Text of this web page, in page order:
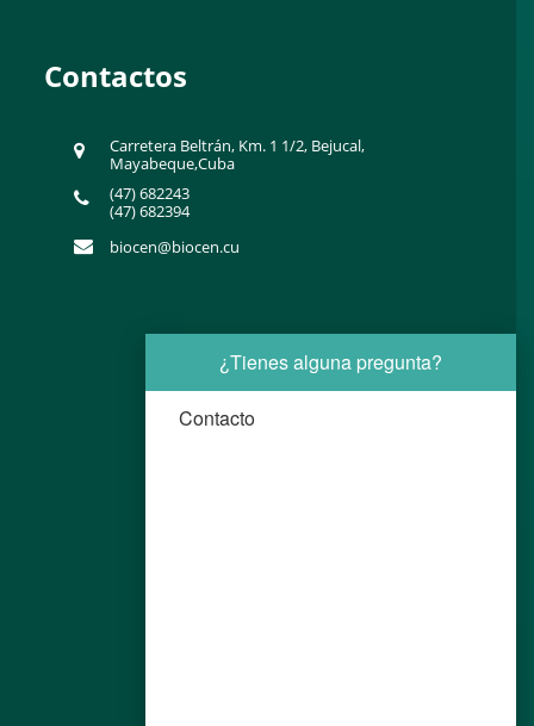
Contactos
Carretera Beltrán, Km. 1 1/2, Bejucal,
Mayabeque,Cuba
(47) 682243
(47) 682394
biocen@biocen.cu
¿Tienes alguna pregunta?
Contacto